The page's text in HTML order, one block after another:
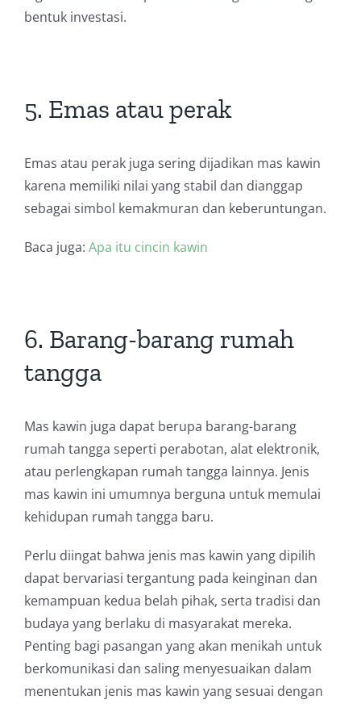
bentuk investasi.
5. Emas atau perak
Emas atau perak juga sering dijadikan mas kawin
karena memiliki nilai yang stabil dan dianggap
sebagai simbol kemakmuran dan keberuntungan.
Baca juga: Apa itu cincin kawin
6. Barang-barang rumah
tangga
Mas kawin juga dapat berupa barang-barang
rumah tangga seperti perabotan, alat elektronik,
atau perlengkapan rumah tangga lainnya. Jenis
mas kawin ini umumnya berguna untuk memulai
kehidupan rumah tangga baru.
Perlu diingat bahwa jenis mas kawin yang dipilih
dapat bervariasi tergantung pada keinginan dan
kemampuan kedua belah pihak, serta tradisi dan
budaya yang berlaku di masyarakat mereka.
Penting bagi pasangan yang akan menikah untuk
berkomunikasi dan saling menyesuaikan dalam
menentukan jenis mas kawin yang sesuai dengan